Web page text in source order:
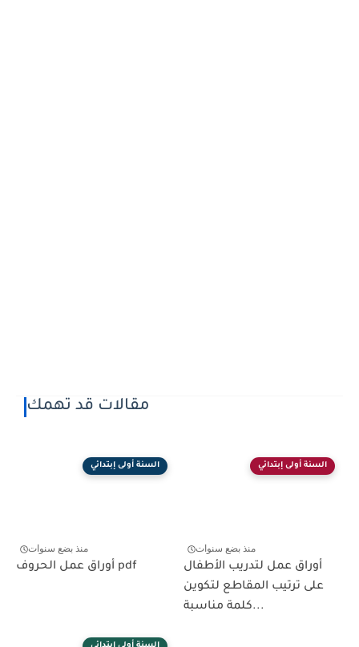
مقالات قد تهمك
السنة أولى إبتدائي
منذ بضع سنوات
أوراق عمل الحروف pdf
السنة أولى إبتدائي
منذ بضع سنوات
أوراق عمل لتدريب الأطفال
على ترتيب المقاطع لتكوين
كلمة مناسبة...